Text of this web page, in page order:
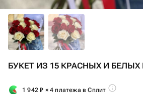
БУКЕТ ИЗ 15 КРАСНЫХ И БЕЛЫХ
1 942₽ × 4 платежа в Сплит